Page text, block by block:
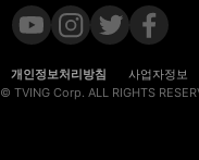
개인정보처리방침 사업자정보
© TVING Corp. ALL RIGHTS